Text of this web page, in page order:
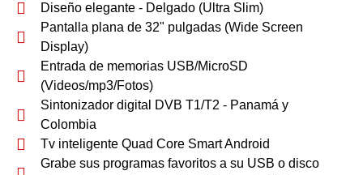
Diseño elegante - Delgado (Ultra Slim)
Pantalla plana de 32" pulgadas (Wide Screen
Display)
Entrada de memorias USB/MicroSD
(Videos/mp3/Fotos)
Sintonizador digital DVB T1/T2 - Panamá y
Colombia
Tv inteligente Quad Core Smart Android
Grabe sus programas favoritos a su USB o disco